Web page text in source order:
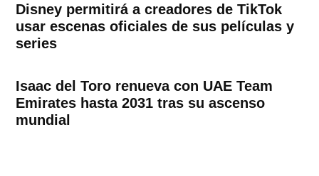
Disney permitirá a creadores de TikTok
usar escenas oficiales de sus películas y
series
Isaac del Toro renueva con UAE Team
Emirates hasta 2031 tras su ascenso
mundial